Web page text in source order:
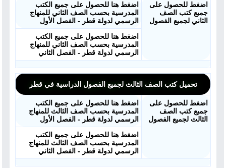
اضغط للحصول على
جميع كتب الصف
الثاني لجميع الفصول
اضغط هنا للحصول على جميع الكتب
المدرسية بحسب الصف الثاني للمنهاج
الرسمي لدولة قطر - الفصل الأول
اضغط هنا للحصول على جميع الكتب
المدرسية بحسب الصف الثاني للمنهاج
الرسمي لدولة قطر - الفصل الثاني
تحميل كتب الصف الثالث لجميع الفصول الدراسية في قطر
اضغط للحصول على
جميع كتب الصف
الثالث لجميع الفصول
اضغط هنا للحصول على جميع الكتب
المدرسية بحسب الصف الثالث للمنهاج
الرسمي لدولة قطر - الفصل الأول
اضغط هنا للحصول على جميع الكتب
المدرسية بحسب الصف الثالث للمنهاج
الرسمي لدولة قطر - الفصل الثاني